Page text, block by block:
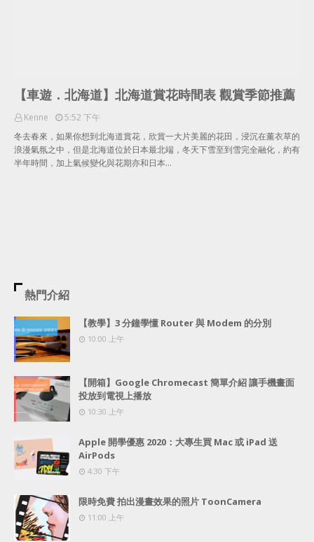
【車遊．北海道】北海道賞花時間表 觀賞季節推薦
Kenne
5:52 下午
冬去春來，如果你想到北海道賞花，欣賞一大片美麗的花田，浸沉在薰衣草的
浪漫氣氛之中，但是北海道位於日本最北端，冬天下雪至到雪完全融化，約有
半年時間，加上氣候變化與花期亦和日本…
熱門介紹
【教學】3 分鐘學懂 Router 與 Modem 的分別
10:00 上午
【開箱】Google Chromecast 簡單介紹 讓手機畫面
投放到電視上播放
10:30 上午
Apple 開學優惠 2020：大專生買 Mac 或 iPad 送
AirPods
4:30 下午
限時免費 拍出漫畫效果的照片 ToonCamera
11:00 上午